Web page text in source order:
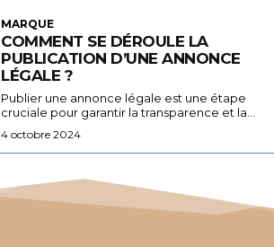
MARQUE
COMMENT SE DÉROULE LA
PUBLICATION D’UNE ANNONCE
LÉGALE ?
Publier une annonce légale est une étape
cruciale pour garantir la transparence et la...
4 octobre 2024